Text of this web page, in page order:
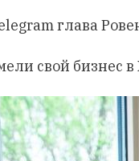
глава
свой бизнес